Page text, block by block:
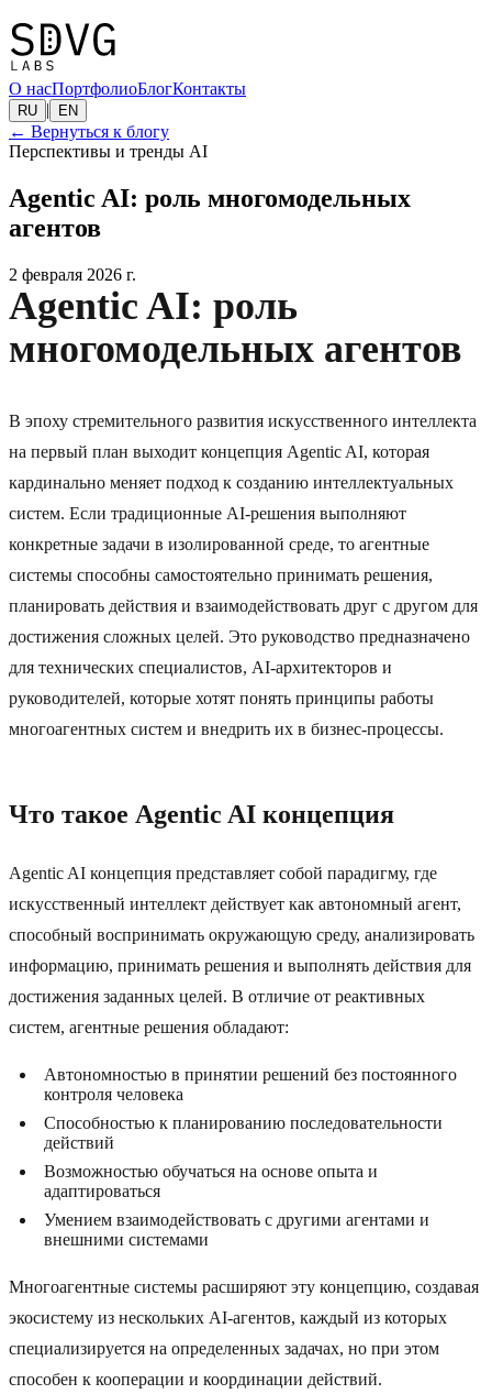
О насПортфолиоБлогКонтакты
RU | EN
← Вернуться к блогу
Перспективы и тренды AI
Agentic AI: роль многомодельных
агентов
2 февраля 2026 г.
Agentic AI: роль
многомодельных агентов
В эпоху стремительного развития искусственного интеллекта
на первый план выходит концепция Agentic AI, которая
кардинально меняет подход к созданию интеллектуальных
систем. Если традиционные AI-решения выполняют
конкретные задачи в изолированной среде, то агентные
системы способны самостоятельно принимать решения,
планировать действия и взаимодействовать друг с другом для
достижения сложных целей. Это руководство предназначено
для технических специалистов, AI-архитекторов и
руководителей, которые хотят понять принципы работы
многоагентных систем и внедрить их в бизнес-процессы.
Что такое Agentic AI концепция
Agentic AI концепция представляет собой парадигму, где
искусственный интеллект действует как автономный агент,
способный воспринимать окружающую среду, анализировать
информацию, принимать решения и выполнять действия для
достижения заданных целей. В отличие от реактивных
систем, агентные решения обладают:
Автономностью в принятии решений без постоянного
контроля человека
Способностью к планированию последовательности
действий
Возможностью обучаться на основе опыта и
адаптироваться
Умением взаимодействовать с другими агентами и
внешними системами
Многоагентные системы расширяют эту концепцию, создавая
экосистему из нескольких AI-агентов, каждый из которых
специализируется на определенных задачах, но при этом
способен к кооперации и координации действий.